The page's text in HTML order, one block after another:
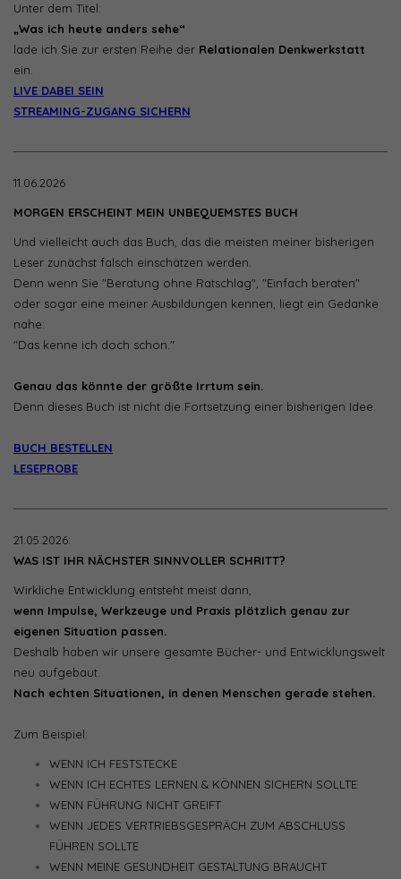
Unter dem Titel:
„Was ich heute anders sehe“
lade ich Sie zur ersten Reihe der Relationalen Denkwerkstatt
ein.
LIVE DABEI SEIN
STREAMING-ZUGANG SICHERN
11.06.2026
MORGEN ERSCHEINT MEIN UNBEQUEMSTES BUCH
Und vielleicht auch das Buch, das die meisten meiner bisherigen
Leser zunächst falsch einschätzen werden.
Denn wenn Sie "Beratung ohne Ratschlag", "Einfach beraten"
oder sogar eine meiner Ausbildungen kennen, liegt ein Gedanke
nahe:
"Das kenne ich doch schon."
Genau das könnte der größte Irrtum sein.
Denn dieses Buch ist nicht die Fortsetzung einer bisherigen Idee.
BUCH BESTELLEN
LESEPROBE
21.05.2026:
WAS IST IHR NÄCHSTER SINNVOLLER SCHRITT?
Wirkliche Entwicklung entsteht meist dann,
wenn Impulse, Werkzeuge und Praxis plötzlich genau zur
eigenen Situation passen.
Deshalb haben wir unsere gesamte Bücher- und Entwicklungswelt
neu aufgebaut.
Nach echten Situationen, in denen Menschen gerade stehen.
Zum Beispiel:
WENN ICH FESTSTECKE
WENN ICH ECHTES LERNEN & KÖNNEN SICHERN SOLLTE
WENN FÜHRUNG NICHT GREIFT
WENN JEDES VERTRIEBSGESPRÄCH ZUM ABSCHLUSS
FÜHREN SOLLTE
WENN MEINE GESUNDHEIT GESTALTUNG BRAUCHT